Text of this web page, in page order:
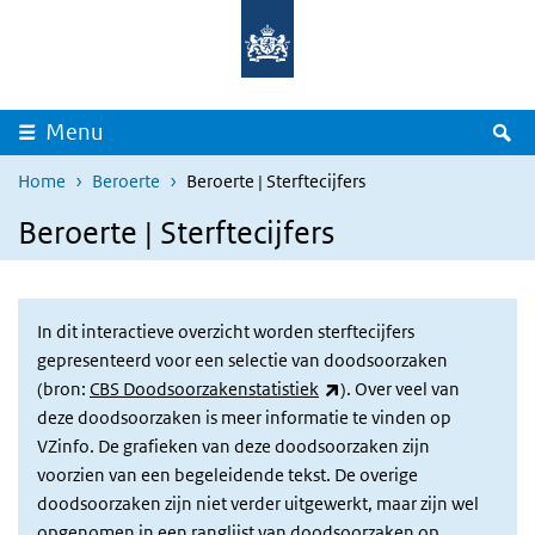
Overslaan en naar de inhoud gaan
Menu
Home Beroerte Beroerte | Sterftecijfers
Beroerte | Sterftecijfers
In dit interactieve overzicht worden sterftecijfers
gepresenteerd voor een selectie van doodsoorzaken
(bron: CBS Doodsoorzakenstatistiek (externe link)
). Over veel van
deze doodsoorzaken is meer informatie te vinden op
VZinfo. De grafieken van deze doodsoorzaken zijn
voorzien van een begeleidende tekst. De overige
doodsoorzaken zijn niet verder uitgewerkt, maar zijn wel